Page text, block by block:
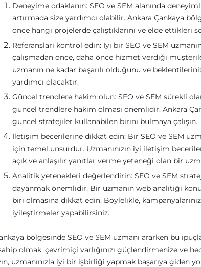
Deneyime odaklanın: SEO ve SEM alanında
artırmada size yardımcı olabilir. Ankara Çankaya
önce hangi projelerde çalıştıklarını ve elde ettikleri
Referansları kontrol edin: İyi bir SEO ve SEM
çalışmadan önce, daha önce hizmet verdiği
uzmanın ne kadar başarılı olduğunu ve
yardımcı olacaktır.
Güncel trendlere hakim olun: SEO ve SEM sürekli
güncel trendlere hakim olması önemlidir. Ankara
güncel stratejiler kullanabilen birini bulmaya çalışın.
İletişim becerilerine dikkat edin: Bir SEO ve SEM
için temel unsurdur. Uzmanınızın iyi iletişim
açık ve anlaşılır yanıtlar verme yeteneği olan bir
Analitik yetenekleri değerlendirin: SEO ve SEM
dayanmak önemlidir. Bir uzmanın web analitiği
biri olmasına dikkat edin. Böylelikle,
iyileştirmeler yapabilirsiniz.
bölgesinde SEO ve SEM uzmanı ararken bu
olmak, çevrimiçi varlığınızı güçlendirmenize ve
uzmanınızla iyi bir işbirliği yapmak başarıya giden